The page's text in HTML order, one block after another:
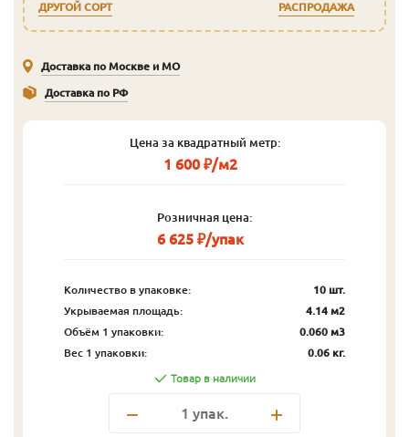
ДРУГОЙ СОРТ
РАСПРОДАЖА
Доставка по Москве и МО
Доставка по РФ
Цена за квадратный метр:
1 600 ₽/м2
Розничная цена:
6 625 ₽/упак
Количество в упаковке:
10 шт.
Укрываемая площадь:
4.14 м2
Объём 1 упаковки:
0.060 м3
Вес 1 упаковки:
0.06 кг.
Товар в наличии
1 упак.